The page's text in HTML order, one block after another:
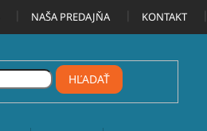
NAŠA PREDAJŇA KONTAKT
HĽADAŤ